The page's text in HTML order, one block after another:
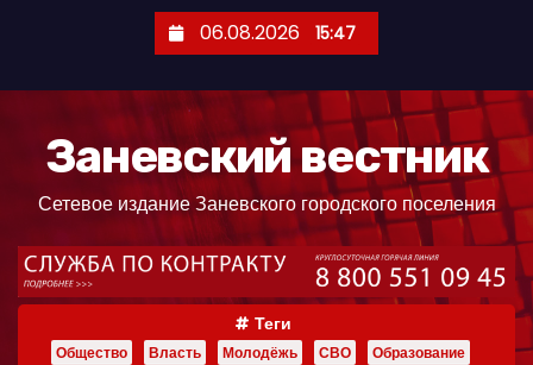
06.08.2026 15:47
Заневский вестник
Сетевое издание Заневского городского поселения
Теги
Общество Власть Молодёжь СВО
Образование